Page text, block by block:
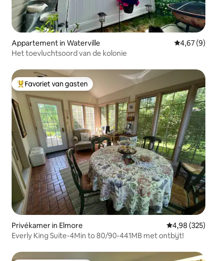
Appartement in Waterville Gemiddelde
4,67 (9)
Het toevluchtsoord van de kolonie
Topfavoriet van gasten
Favoriet van gasten
Privékamer in Elmore Gemiddelde
4,98 (325)
Everly King Suite-4Min to 80/90-441MB met ontbijt!